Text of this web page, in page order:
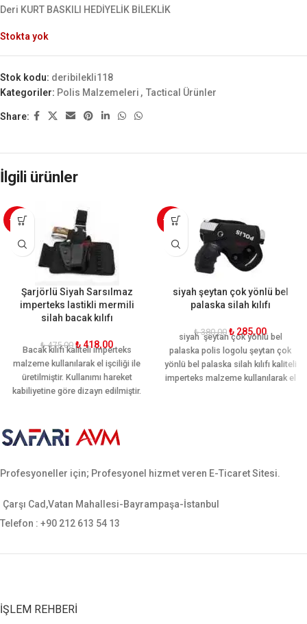
Deri KURT BASKILI HEDİYELİK BİLEKLİK
Stokta yok
Stok kodu: deribilekli118
Kategoriler: Polis Malzemeleri , Tactical Ürünler
Share:
İlgili ürünler
-12%
Şarjörlü Siyah Sarsılmaz
imperteks lastikli mermili
silah bacak kılıfı
₺475,00 ₺ 418,00
Bacak kılıfı kaliteli imperteks
malzeme kullanılarak el işciliği ile
üretilmiştir. Kullanımı hareket
kabiliyetine göre dizayn edilmiştir.
Ergonomik yapısı sayesinde
bacağı sararak hareket rahatlığı
yavuz, baretta cz-75, glock, sig
ebatlı tabancalara uygundur.
-25%
siyah şeytan çok yönlü bel
palaska silah kılıfı
₺380,00 ₺ 285,00
siyah şeytan çok yönlü bel
palaska polis logolu şeytan çok
yönlü bel palaska silah kılıfı kaliteli
imperteks malzeme kullanılarak el
Profesyoneller için; Profesyonel hizmet veren E-Ticaret Sitesi.
Çarşı Cad,Vatan Mahallesi-Bayrampaşa-İstanbul
Telefon : +90 212 613 54 13
İŞLEM REHBERI